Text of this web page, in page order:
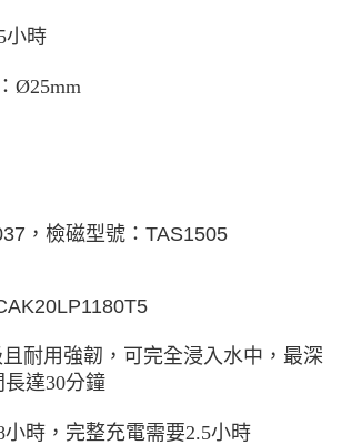
小時
Ø25mm
，檢磁型號：TAS1505
且耐用強韌，可完全浸入水中，最深
達30分鐘
小時，完整充電需要2.5小時